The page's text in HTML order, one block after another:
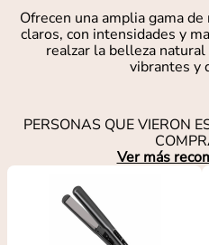
Ofrecen una amplia gama
claros, con intensidades y
realzar la belleza
vibrantes y
PERSONAS QUE VIERON
Ver más